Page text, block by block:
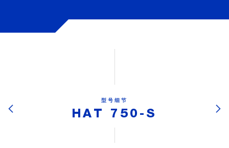
型号细节
HAT 750-S